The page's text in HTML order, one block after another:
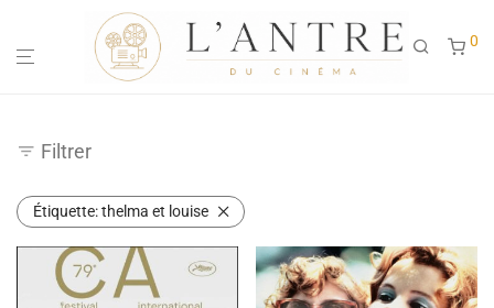
0
Filtrer
Étiquette:thelma et louise